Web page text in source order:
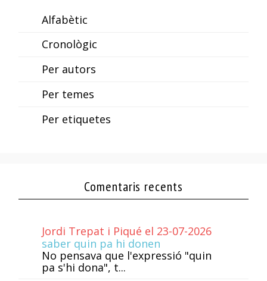
Alfabètic
Cronològic
Per autors
Per temes
Per etiquetes
Comentaris recents
Jordi Trepat i Piqué el 23-07-2026
saber quin pa hi donen
No pensava que l'expressió "quin
pa s'hi dona", t...